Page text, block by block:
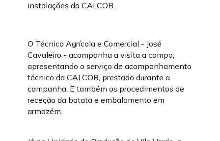
instalações da CALCOB.
O Técnico Agrícola e Comercial - José
Cavaleiro - acompanha a visita a campo,
apresentando o serviço de acompanhamento
técnico da CALCOB, prestado durante a
campanha. E também os procedimentos de
receção da batata e embalamento em
armazém.